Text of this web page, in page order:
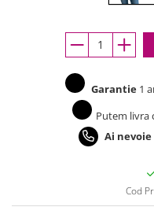
Garantie 1
Putem livra
Ai
Cod